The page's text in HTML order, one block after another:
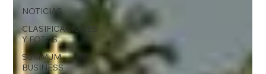
NOTICIAS
CLASIFICACIONES
Y FOTOS
SUMMUM
BUSINESS